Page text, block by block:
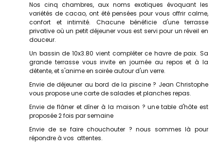
Nos cinq chambres, aux noms exotiques évoquant les
variétés de cacao, ont été pensées pour vous offrir calme,
confort et intimité. Chacune bénéficie d'une terrasse
privative où un petit déjeuner vous est servi pour un réveil en
douceur.
Un bassin de 10x3.80 vient compléter ce havre de paix. Sa
grande terrasse vous invite en journée au repos et à la
détente, et s'anime en soirée autour d'un verre.
Envie de déjeuner au bord de la piscine ? Jean Christophe
vous propose une carte de salades et planches repas.
Envie de flâner et dîner à la maison ? une table d'hôte est
proposée 2 fois par semaine
Envie de se faire chouchouter ? nous sommes là pour
répondre à vos attentes.